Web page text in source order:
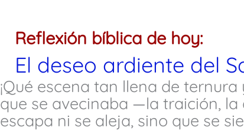
Reflexión bíblica de hoy:
El deseo ardiente del
¡Qué escena tan llena de
que se avecinaba —la traición,
escapa ni se aleja, sino que se